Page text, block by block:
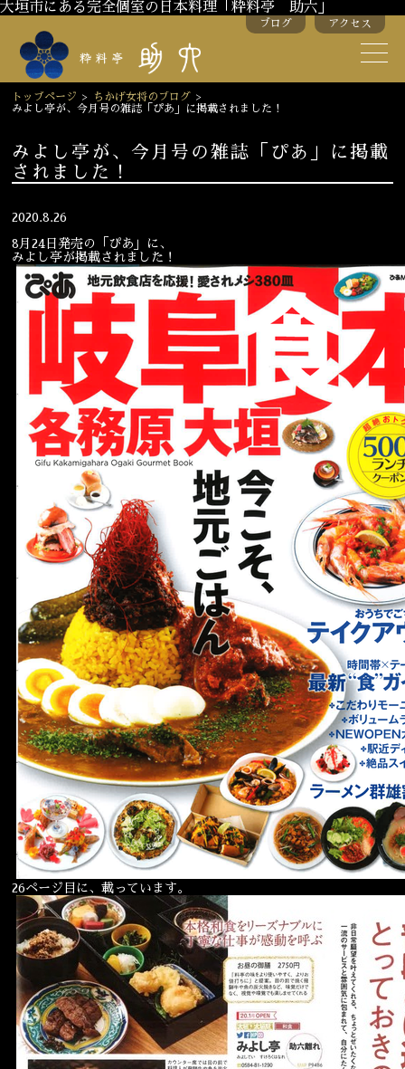
大垣市にある完全個室の日本料理「粋料亭 助六」
ブログ アクセス
トップページ > ちかげ女将のブログ >
みよし亭が、今月号の雑誌「ぴあ」に掲載されました！
みよし亭が、今月号の雑誌「ぴあ」に掲載
されました！
2020.8.26
8月24日発売の「ぴあ」に、
みよし亭が掲載されました！
26ページ目に、載っています。
スタッフ紹介
季節のお料理 お弁当
お飲み物
お部屋のご紹介 会議・舞台のご利用
結婚式・披露宴
慶事 お顔合わせ
宴会 ウェディング